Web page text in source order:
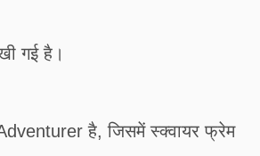
गई है।
है, जिसमें स्क्वायर फ्रेम